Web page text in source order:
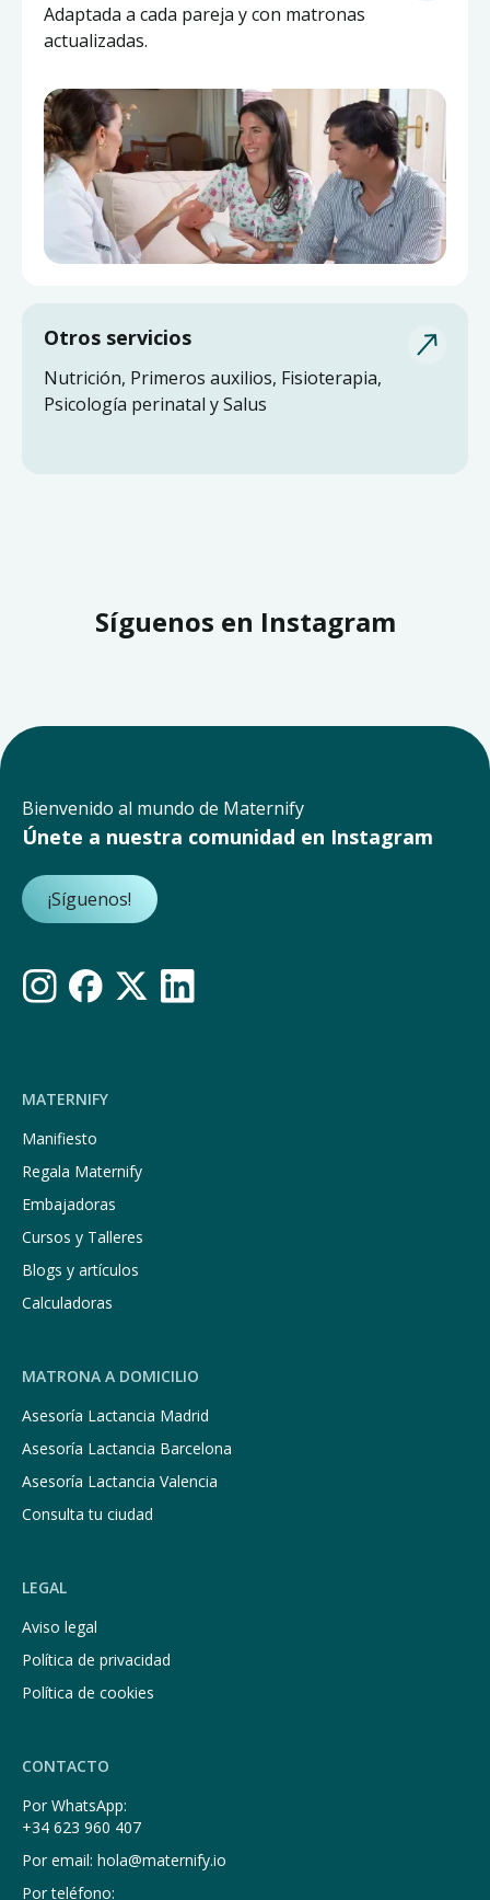
Pide ayuda a una matrona experta y actualizada
sin salir de casa.
Adaptada a cada pareja y con matronas
actualizadas.
Otros servicios
Nutrición, Primeros auxilios, Fisioterapia,
Psicología perinatal y Salus
Síguenos en Instagram
Bienvenido al mundo de Maternify
Únete a nuestra comunidad en Instagram
¡Síguenos!
MATERNIFY
Manifiesto
Regala Maternify
Embajadoras
Cursos y Talleres
Blogs y artículos
Calculadoras
MATRONA A DOMICILIO
Asesoría Lactancia Madrid
Asesoría Lactancia Barcelona
Asesoría Lactancia Valencia
Consulta tu ciudad
LEGAL
Aviso legal
Política de privacidad
Política de cookies
CONTACTO
Por WhatsApp:
+34 623 960 407
Por email: hola@maternify.io
Por teléfono: